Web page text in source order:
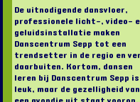
De uitnodigende dansvloer,
professionele licht-, video-
geluidsinstallatie maken
Danscentrum Sepp tot een
trendsetter in de regio en ver
daarbuiten. Kortom, dansen
leren bij Danscentrum Sepp is
leuk, maar de gezelligheid van